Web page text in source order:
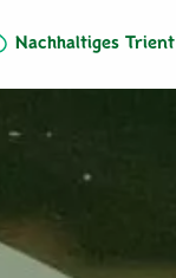
Nachhaltiges Trient